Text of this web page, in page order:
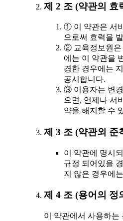
제 2 조 (약관의 효
① 이 약관은 서
으로써 효력을
② 교육정보원은
에는 이 약관을
경한 경우에는
공시합니다.
③ 이용자는 변
으면, 언제나 서
약을 해지할 수
제 3 조 (약관외 준
이 약관에 명시
규정 되어있을
지 않은 경우에
제 4 조 (용어의 정
이 약관에서 사용하는